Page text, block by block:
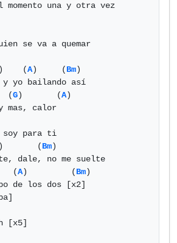
momento una y otra vez
se va a quemar
)    (A)     (Bm)
y yo bailando así
               (
G)       (A)
mas, calor
soy para ti
(Bm)
dale, no me suelte
(A)         (Bm)
de los dos [x2]
[x5]